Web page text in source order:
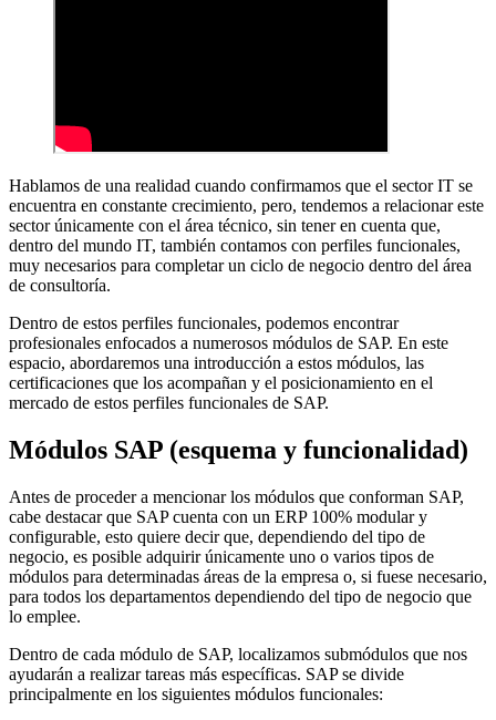
Hablamos de una realidad cuando confirmamos que el sector IT se
encuentra en constante crecimiento, pero, tendemos a relacionar este
sector únicamente con el área técnico, sin tener en cuenta que,
dentro del mundo IT, también contamos con perfiles funcionales,
muy necesarios para completar un ciclo de negocio dentro del área
de consultoría.
Dentro de estos perfiles funcionales, podemos encontrar
profesionales enfocados a numerosos módulos de SAP. En este
espacio, abordaremos una introducción a estos módulos, las
certificaciones que los acompañan y el posicionamiento en el
mercado de estos perfiles funcionales de SAP.
Módulos SAP (esquema y funcionalidad)
Antes de proceder a mencionar los módulos que conforman SAP,
cabe destacar que SAP cuenta con un ERP 100% modular y
configurable, esto quiere decir que, dependiendo del tipo de
negocio, es posible adquirir únicamente uno o varios tipos de
módulos para determinadas áreas de la empresa o, si fuese necesario,
para todos los departamentos dependiendo del tipo de negocio que
lo emplee.
Dentro de cada módulo de SAP, localizamos submódulos que nos
ayudarán a realizar tareas más específicas. SAP se divide
principalmente en los siguientes módulos funcionales: